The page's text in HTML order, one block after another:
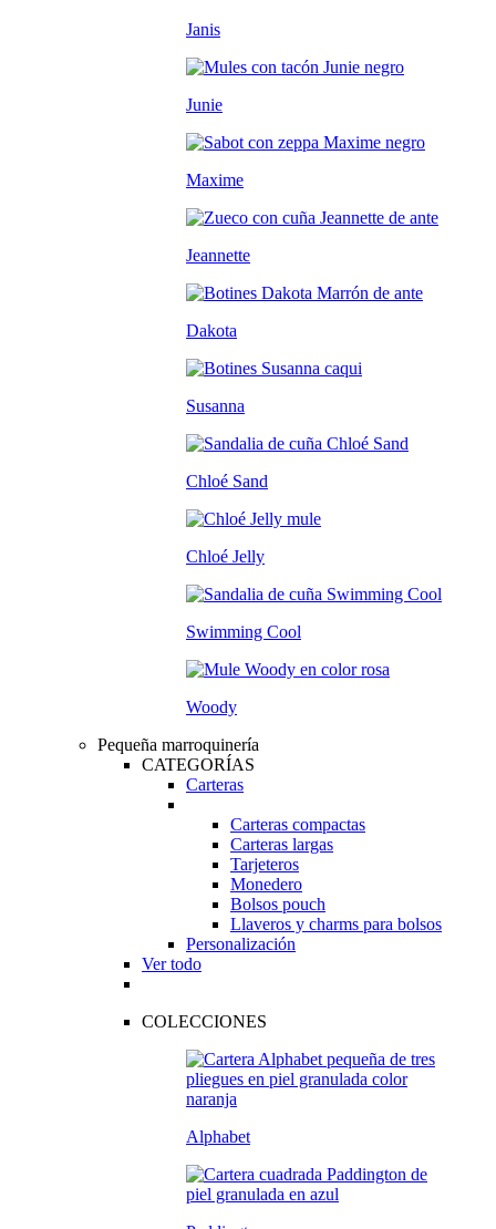
Janis
Junie
Maxime
Jeannette
Dakota
Susanna
Chloé Sand
Chloé Jelly
Swimming Cool
Woody
Pequeña marroquinería
CATEGORÍAS
Carteras
Carteras compactas
Carteras largas
Tarjeteros
Monedero
Bolsos pouch
Llaveros y charms para bolsos
Personalización
Ver todo
COLECCIONES
Alphabet